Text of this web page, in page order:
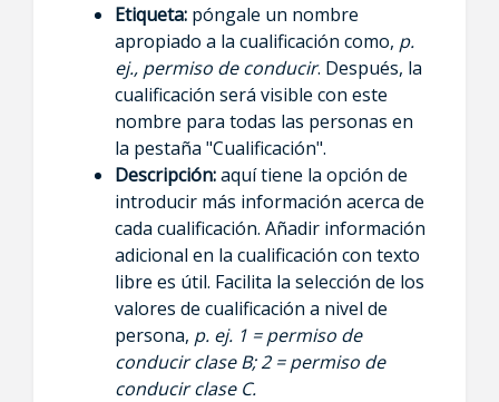
Etiqueta:póngale un nombre
apropiado a la cualificación como, p.
ej., permiso de conducir. Después, la
cualificación será visible con este
nombre para todas las personas en
la pestaña "Cualificación".
Descripción:aquí tiene la opción de
introducir más información acerca de
cada cualificación. Añadir información
adicional en la cualificación con texto
libre es útil. Facilita la selección de los
valores de cualificación a nivel de
persona, p. ej. 1 = permiso de
conducir clase B; 2 = permiso de
conducir clase C.